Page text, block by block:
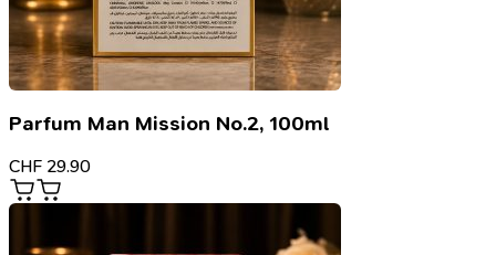
Parfum Man Mission No.2, 100ml
CHF 29.90